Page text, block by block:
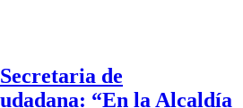
de
“En la Alcaldía